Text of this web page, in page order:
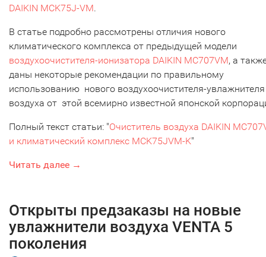
DAIKIN MCK75J-VM.
В статье подробно рассмотрены отличия нового
климатического комплекса от предыдущей модели
воздухоочистителя-ионизатора DAIKIN MC707VM, а
даны некоторые рекомендации по правильному
использованию нового воздухоочистителя-увлажнителя
воздуха от этой всемирно известной японской
Полный текст статьи: "Очиститель воздуха DAIKIN
и климатический комплекс MCK75JVM-K"
Читать далее →
Открыты предзаказы на новые
увлажнители воздуха VENTA 5
поколения